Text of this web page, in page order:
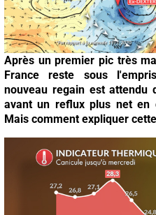
Après un premier pic très
France reste sous
nouveau regain est attendu
avant un reflux plus net en
Mais comment expliquer